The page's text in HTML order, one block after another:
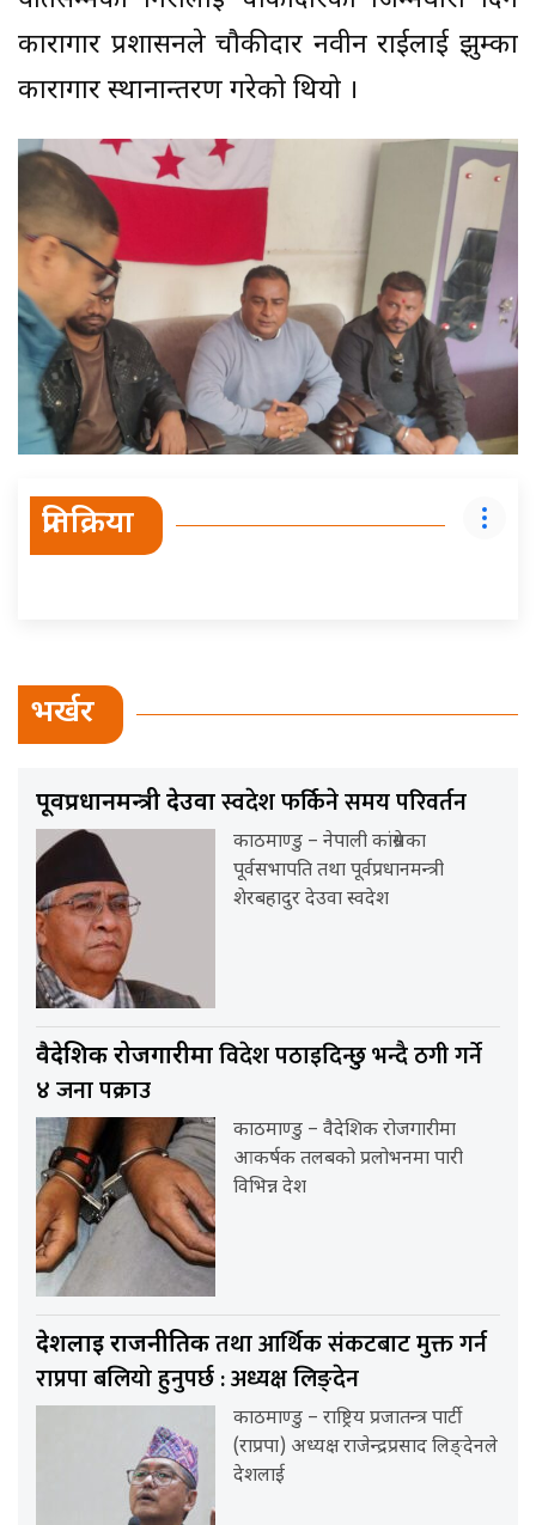
कारागार प्रशासनले चौकीदार नवीन राईलाई झुम्का
कारागार स्थानान्तरण गरेको थियो ।
प्रतिक्रिया
भर्खर
पूर्वप्रधानमन्त्री देउवास्वदेश फर्किने समय परिवर्तन
काठमाण्डु – नेपाली कांग्रेसका
पूर्वसभापति तथा पूर्वप्रधानमन्त्री
शेरबहादुर देउवा स्वदेश
वैदेशिक रोजगारीमाविदेश पठाइदिन्छु भन्दै ठगी गर्ने
४ जना पक्राउ
काठमाण्डु – वैदेशिक रोजगारीमा
आकर्षक तलबको प्रलोभनमा पारी
विभिन्न देश
देशलाई राजनीतिकतथा आर्थिक संकटबाट मुक्त गर्न
राप्रपा बलियो हुनुपर्छ : अध्यक्ष लिङ्देन
काठमाण्डु – राष्ट्रिय प्रजातन्त्र पार्टी
(राप्रपा) अध्यक्ष राजेन्द्रप्रसाद लिङ्देनले
देशलाई